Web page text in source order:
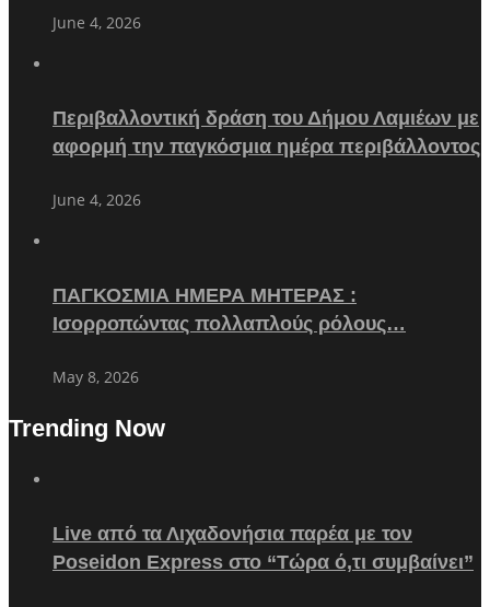
June 4, 2026
Περιβαλλοντική δράση του Δήμου Λαμιέων με
αφορμή την παγκόσμια ημέρα περιβάλλοντος
June 4, 2026
ΠΑΓΚΟΣΜΙΑ ΗΜΕΡΑ ΜΗΤΕΡΑΣ :
Ισορροπώντας πολλαπλούς ρόλους…
May 8, 2026
Trending Now
Live από τα Λιχαδονήσια παρέα με τον
Poseidon Express στο “Τώρα ό,τι συμβαίνει”